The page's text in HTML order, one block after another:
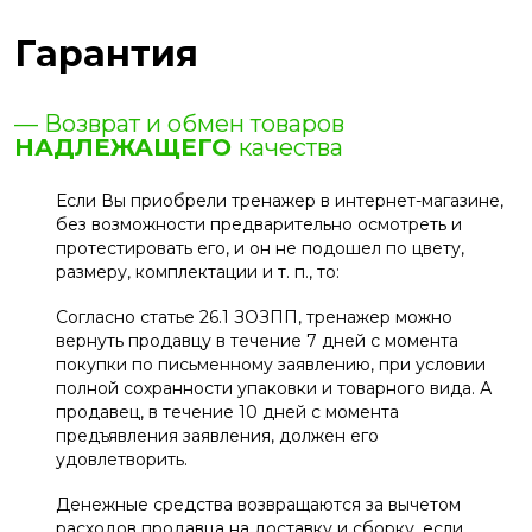
Гарантия
— Возврат и обмен товаров
НАДЛЕЖАЩЕГО качества
Если Вы приобрели тренажер в интернет-магазине,
без возможности предварительно осмотреть и
протестировать его, и он не подошел по цвету,
размеру, комплектации и т. п., то:
Согласно статье 26.1 ЗОЗПП, тренажер можно
вернуть продавцу в течение 7 дней с момента
покупки по письменному заявлению, при условии
полной сохранности упаковки и товарного вида. А
продавец, в течение 10 дней с момента
предъявления заявления, должен его
удовлетворить.
Денежные средства возвращаются за вычетом